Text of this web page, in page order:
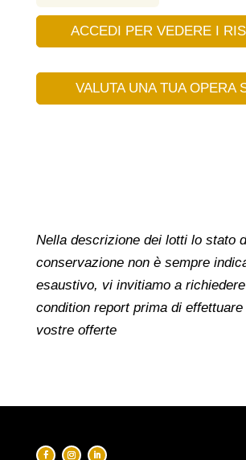
ACCEDI PER VEDERE I
VALUTA UNA TUA OPERA
Nella descrizione dei lotti lo stato
conservazione non è sempre
esaustivo, vi invitiamo a
condition report prima di effettuare
vostre offerte